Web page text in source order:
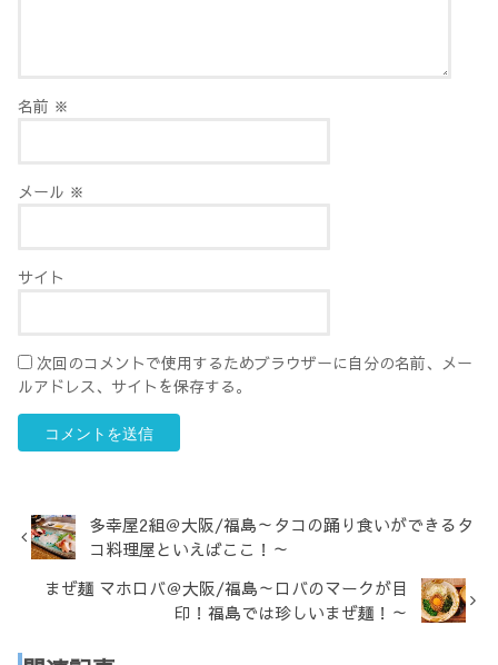
名前 ※
メール ※
サイト
次回のコメントで使用するためブラウザーに自分の名前、メー
ルアドレス、サイトを保存する。
多幸屋2組＠大阪/福島～タコの踊り食いができるタ
コ料理屋といえばここ！～
まぜ麺 マホロバ＠大阪/福島～ロバのマークが目
印！福島では珍しいまぜ麺！～